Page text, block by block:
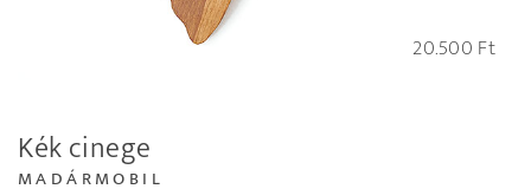
20.500 Ft
Kék cinege
MADÁRMOBIL